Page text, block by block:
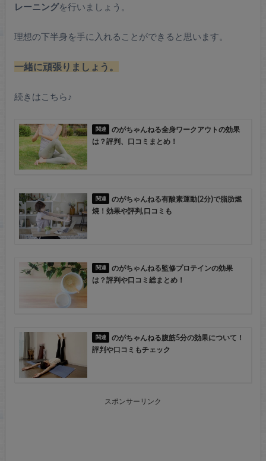
レーニングを行いましょう。
理想の下半身を手に入れることができると思います。
一緒に頑張りましょう。
続きはこちら♪
のがちゃんねる全身ワークアウトの効果
は？評判、口コミまとめ！
のがちゃんねる有酸素運動(2分)で脂肪燃
焼！効果や評判,口コミも
のがちゃんねる監修プロテインの効果
は？評判や口コミ総まとめ！
のがちゃんねる腹筋5分の効果について！
評判や口コミもチェック
スポンサーリンク